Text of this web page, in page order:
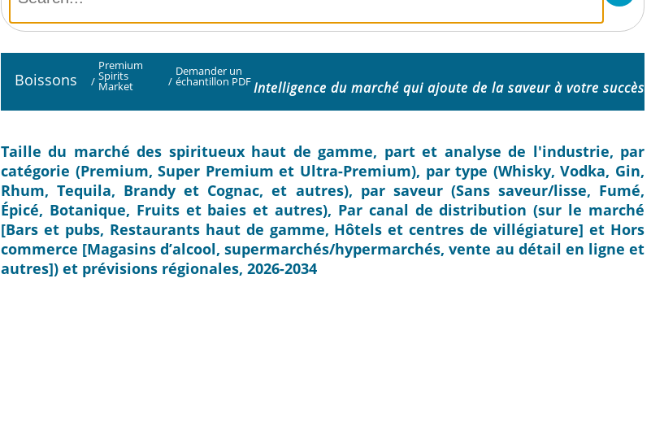
Boissons /
Premium
Spirits
Market /
Demander un
échantillon PDFIntelligence du marché qui ajoute de la saveur à votre succès
Taille du marché des spiritueux haut de gamme, part et analyse de l'industrie, par
catégorie (Premium, Super Premium et Ultra-Premium), par type (Whisky, Vodka, Gin,
Rhum, Tequila, Brandy et Cognac, et autres), par saveur (Sans saveur/lisse, Fumé,
Épicé, Botanique, Fruits et baies et autres), Par canal de distribution (sur le marché
[Bars et pubs, Restaurants haut de gamme, Hôtels et centres de villégiature] et Hors
commerce [Magasins d’alcool, supermarchés/hypermarchés, vente au détail en ligne et
autres]) et prévisions régionales, 2026-2034